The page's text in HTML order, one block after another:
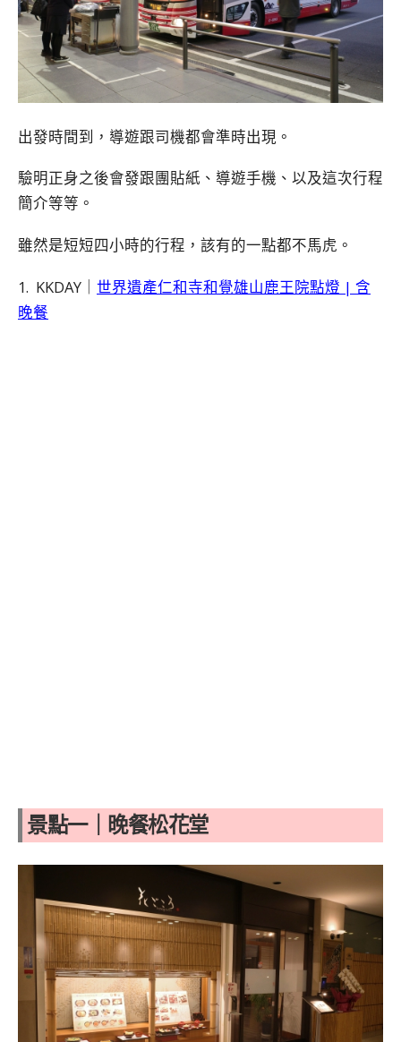
出發時間到，導遊跟司機都會準時出現。
驗明正身之後會發跟團貼紙、導遊手機、以及這次行程
簡介等等。
雖然是短短四小時的行程，該有的一點都不馬虎。
1. KKDAY｜ 世界遺產仁和寺和覺雄山鹿王院點燈 | 含
晚餐
景點一｜晚餐松花堂